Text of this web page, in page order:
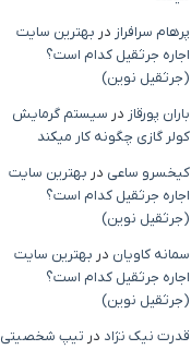
پرهام سرافراز در بهترین سایت
اجاره جرثقیل کدام است؟
(جرثقیل نوین)
باران پورقاز در سیستم گرمایش
کولر گازی چگونه کار میکند
کیخسرو ساعی در بهترین سایت
اجاره جرثقیل کدام است؟
(جرثقیل نوین)
سمانه کاویان در بهترین سایت
اجاره جرثقیل کدام است؟
(جرثقیل نوین)
قدرت نیک نژاد در تیپ شخصیتی